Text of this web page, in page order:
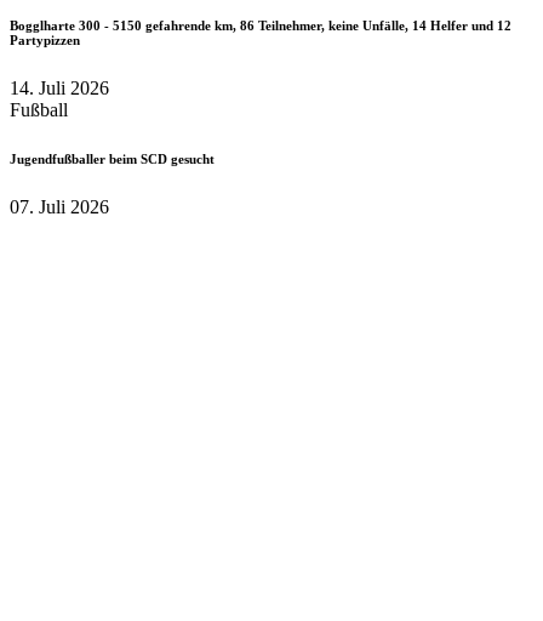
Bogglharte 300 - 5150 gefahrende km, 86 Teilnehmer, keine Unfälle, 14 Helfer und 12
Partypizzen
14. Juli 2026
Fußball
Jugendfußballer beim SCD gesucht
07. Juli 2026